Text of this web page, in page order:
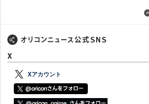
X
Xアカウント